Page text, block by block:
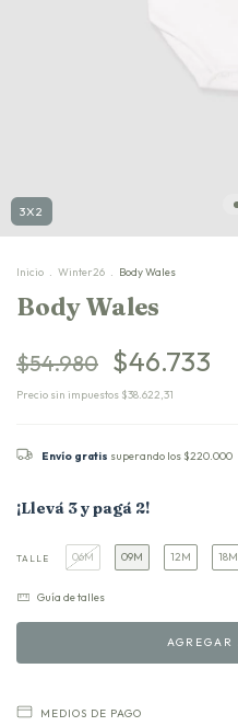
3X2
Inicio Winter26 Body Wales
Body Wales
$54.980 $46.733
Precio sin impuestos $38.622,31
Envío gratis superando los $220.000
¡Llevá 3 y pagá 2!
TALLE 06M 09M 12M 18M
Guía de talles
MEDIOS DE PAGO